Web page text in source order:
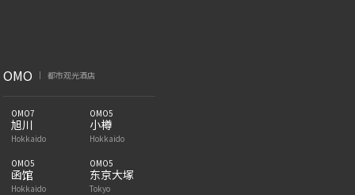
OMO 都市观光酒店
OMO7
旭川
Hokkaido
OMO5
小樽
Hokkaido
OMO5
函馆
Hokkaido
OMO5
东京大塚
Tokyo